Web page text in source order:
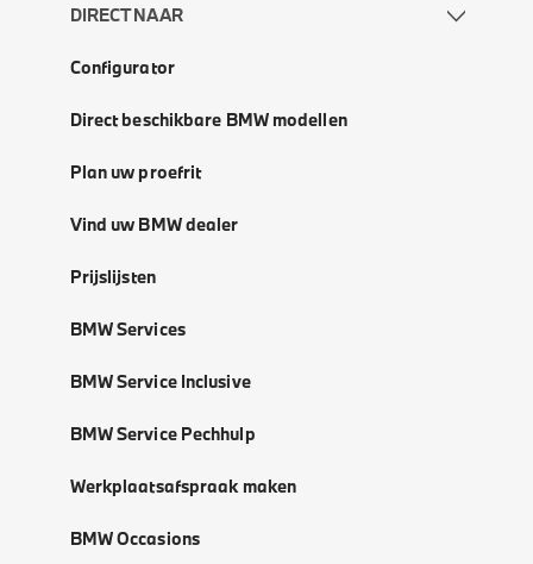
DIRECT NAAR
Configurator
Direct beschikbare BMW modellen
Plan uw proefrit
Vind uw BMW dealer
Prijslijsten
BMW Services
BMW Service Inclusive
BMW Service Pechhulp
Werkplaatsafspraak maken
BMW Occasions